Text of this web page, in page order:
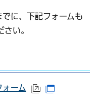
に、下記フォームも
い。
ーム （外部サイトへ